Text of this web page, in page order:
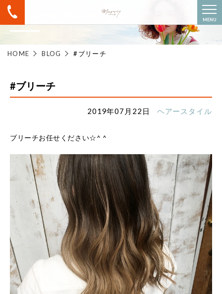
MENU
BLOG
HOME BLOG #ブリーチ
#ブリーチ
2019年07月22日 ヘアースタイル
ブリーチお任せください☆^ ^